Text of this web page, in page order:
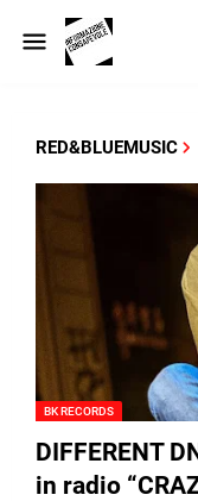
RED&BLUEMUSIC
BK RECORDS
DIFFERENT
in radio